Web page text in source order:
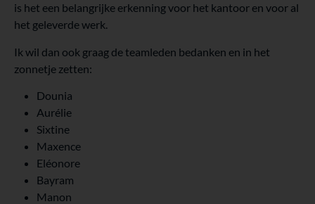
is het een belangrijke erkenning voor het kantoor en voor al
het geleverde werk.
Ik wil dan ook graag de teamleden bedanken en in het
zonnetje zetten:
Dounia
Aurélie
Sixtine
Maxence
Eléonore
Bayram
Manon